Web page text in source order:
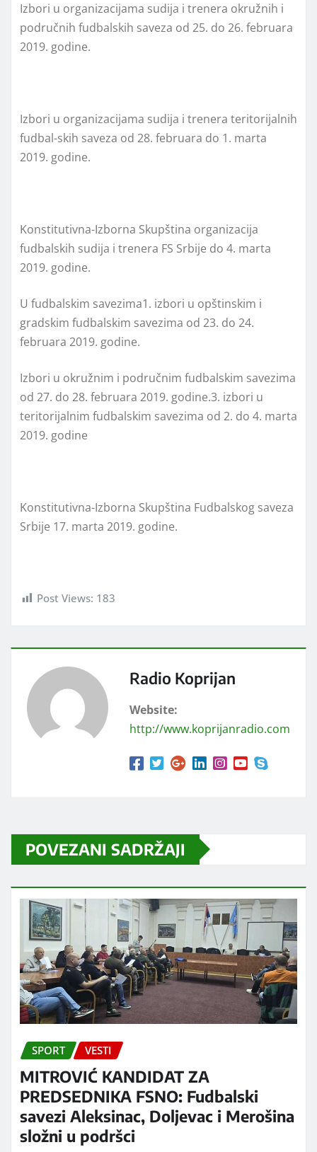
Izbori u organizacijama sudija i trenera okružnih i
područnih fudbalskih saveza od 25. do 26. februara
2019. godine.
Izbori u organizacijama sudija i trenera teritorijalnih
fudbal-skih saveza od 28. februara do 1. marta
2019. godine.
Konstitutivna-Izborna Skupština organizacija
fudbalskih sudija i trenera FS Srbije do 4. marta
2019. godine.
U fudbalskim savezima1. izbori u opštinskim i
gradskim fudbalskim savezima od 23. do 24.
februara 2019. godine.
Izbori u okružnim i područnim fudbalskim savezima
od 27. do 28. februara 2019. godine.3. izbori u
teritorijalnim fudbalskim savezima od 2. do 4. marta
2019. godine
Konstitutivna-Izborna Skupština Fudbalskog saveza
Srbije 17. marta 2019. godine.
Post Views: 183
Radio Koprijan
Website:
http://www.koprijanradio.com
POVEZANI SADRŽAJI
SPORT VESTI
MITROVIĆ KANDIDAT ZA
PREDSEDNIKA FSNO: Fudbalski
savezi Aleksinac, Doljevac i Merošina
složni u podršci